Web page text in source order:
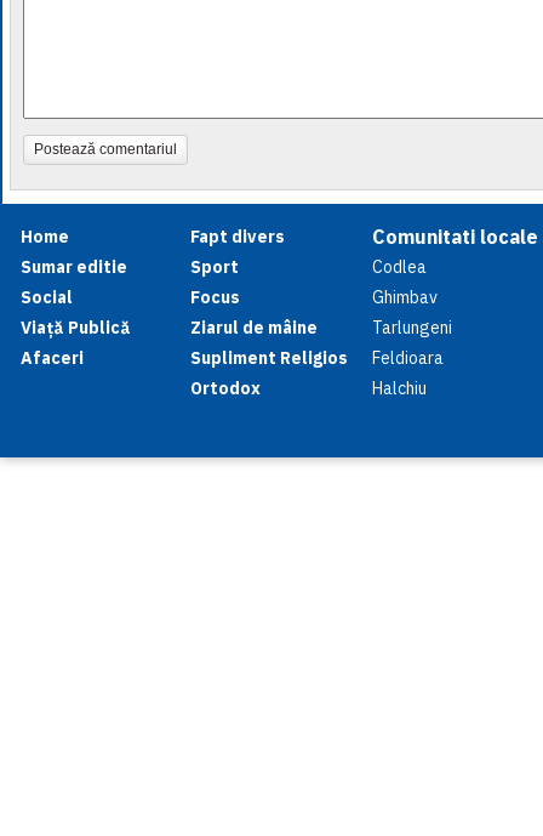
Postează comentariul
Home
Sumar editie
Social
Viață Publică
Afaceri
Fapt divers
Sport
Focus
Ziarul de mâine
Supliment Religios
Ortodox
Comunitati locale
Codlea
Ghimbav
Tarlungeni
Feldioara
Halchiu